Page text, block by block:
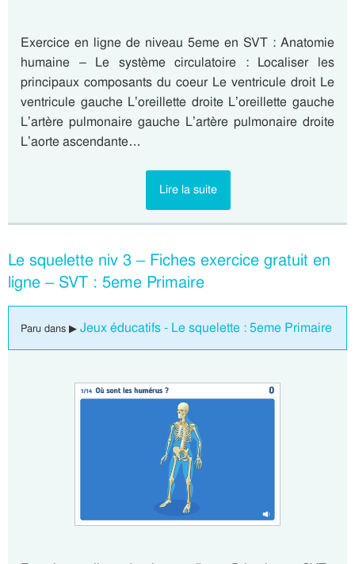
Exercice en ligne de niveau 5eme en SVT : Anatomie
humaine – Le système circulatoire : Localiser les
principaux composants du coeur Le ventricule droit Le
ventricule gauche L’oreillette droite L’oreillette gauche
L’artère pulmonaire gauche L’artère pulmonaire droite
L’aorte ascendante…
Lire la suite
Le squelette niv 3 – Fiches exercice gratuit en
ligne – SVT : 5eme Primaire
Paru dans ▶ Jeux éducatifs - Le squelette : 5eme Primaire